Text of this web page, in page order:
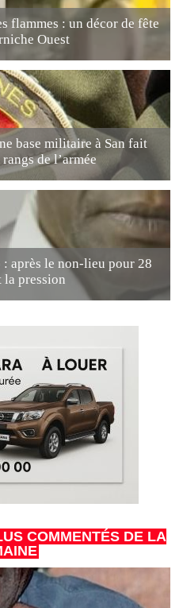
flammes : un décor de fête
Ouest
base militaire à San fait
de l’armée
après le non-lieu pour 28
la pression
COMMENTÉS DE LA